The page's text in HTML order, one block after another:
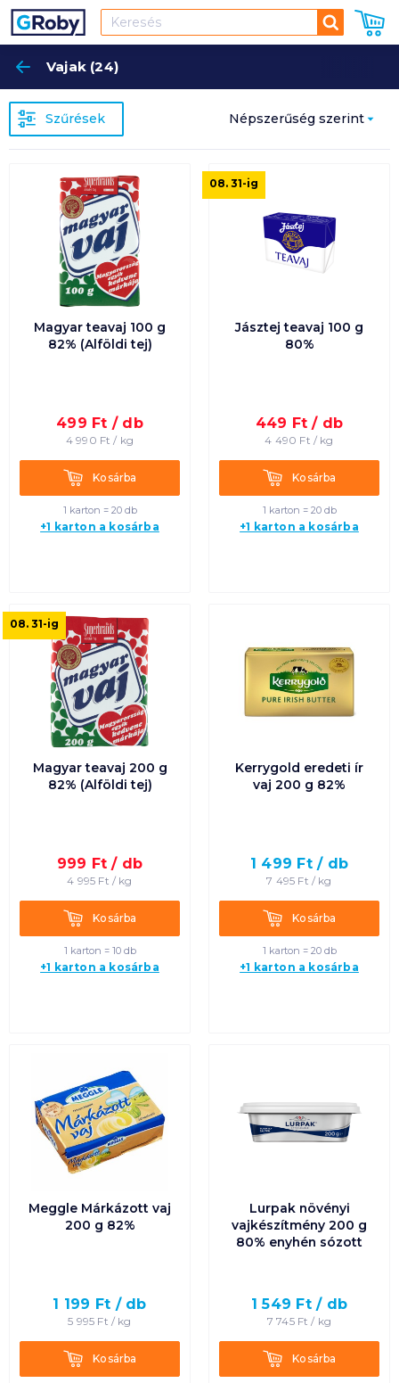
Keresés
Vajak (24)
Szűrések Népszerűség szerint
Ár szerint növekvő
Ár szerint csökkenő
növekvő
Termék neve A-Z
Termék neve Z-A
Magyar teavaj 100 g
82% (Alföldi tej)
499 Ft / db
4 990 Ft / kg
KosárbaKosárba
1 karton = 20 db
+1 karton a kosárba
Jásztej teavaj 100 g
80%
449 Ft / db
4 490 Ft / kg
KosárbaKosárba
1 karton = 20 db
+1 karton a kosárba
08. 31-ig
Magyar teavaj 200 g
82% (Alföldi tej)
999 Ft / db
4 995 Ft / kg
KosárbaKosárba
1 karton = 10 db
+1 karton a kosárba
08. 31-ig
Kerrygold eredeti ír
vaj 200 g 82%
1 499 Ft / db
7 495 Ft / kg
KosárbaKosárba
1 karton = 20 db
+1 karton a kosárba
Meggle Márkázott vaj
200 g 82%
1 199 Ft / db
5 995 Ft / kg
KosárbaKosárba
Lurpak növényi
vajkészítmény 200 g
80% enyhén sózott
1 549 Ft / db
7 745Ft / kg
KosárbaKosárba